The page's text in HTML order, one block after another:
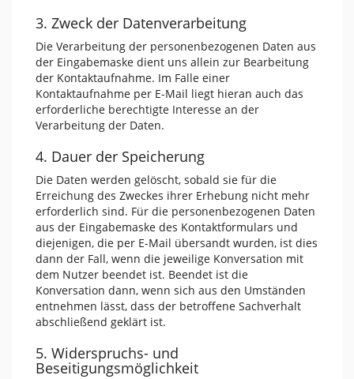
3. Zweck der Datenverarbeitung
Die Verarbeitung der personenbezogenen Daten aus
der Eingabemaske dient uns allein zur Bearbeitung
der Kontaktaufnahme. Im Falle einer
Kontaktaufnahme per E-Mail liegt hieran auch das
erforderliche berechtigte Interesse an der
Verarbeitung der Daten.
4. Dauer der Speicherung
Die Daten werden gelöscht, sobald sie für die
Erreichung des Zweckes ihrer Erhebung nicht mehr
erforderlich sind. Für die personenbezogenen Daten
aus der Eingabemaske des Kontaktformulars und
diejenigen, die per E-Mail übersandt wurden, ist dies
dann der Fall, wenn die jeweilige Konversation mit
dem Nutzer beendet ist. Beendet ist die
Konversation dann, wenn sich aus den Umständen
entnehmen lässt, dass der betroffene Sachverhalt
abschließend geklärt ist.
5. Widerspruchs- und
Beseitigungsmöglichkeit